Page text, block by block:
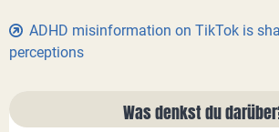
ADHD misinformation on TikTok is
perceptions
Was denkst du